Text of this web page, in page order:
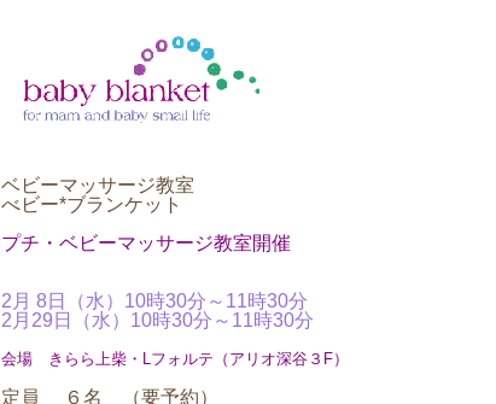
ベビーマッサージ教室
べビー*ブランケット
プチ・ベビーマッサージ教室開催
2月 8日（水）10時30分～11時30分
2月29日（水）10時30分～11時30分
会場 きらら上柴・Lフォルテ（アリオ深谷３F）
定員 ６名 （要予約）